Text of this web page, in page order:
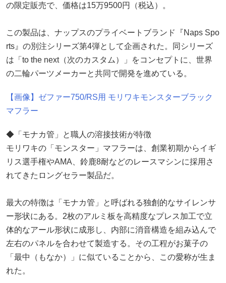
の限定販売で、価格は15万9500円（税込）。
この製品は、ナップスのプライベートブランド『Naps Spo
rts』の別注シリーズ第4弾として企画された。同シリーズ
は「to the next（次のカスタム）」をコンセプトに、世界
の二輪パーツメーカーと共同で開発を進めている。
【画像】ゼファー750/RS用 モリワキモンスターブラック
マフラー
◆「モナカ管」と職人の溶接技術が特徴
モリワキの「モンスター」マフラーは、創業初期からイギ
リス選手権やAMA、鈴鹿8耐などのレースマシンに採用さ
れてきたロングセラー製品だ。
最大の特徴は「モナカ管」と呼ばれる独創的なサイレンサ
ー形状にある。2枚のアルミ板を高精度なプレス加工で立
体的なアール形状に成形し、内部に消音構造を組み込んで
左右のパネルを合わせて製造する。その工程がお菓子の
「最中（もなか）」に似ていることから、この愛称が生ま
れた。